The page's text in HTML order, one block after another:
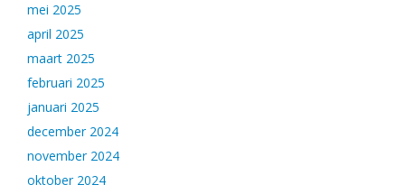
mei 2025
april 2025
maart 2025
februari 2025
januari 2025
december 2024
november 2024
oktober 2024